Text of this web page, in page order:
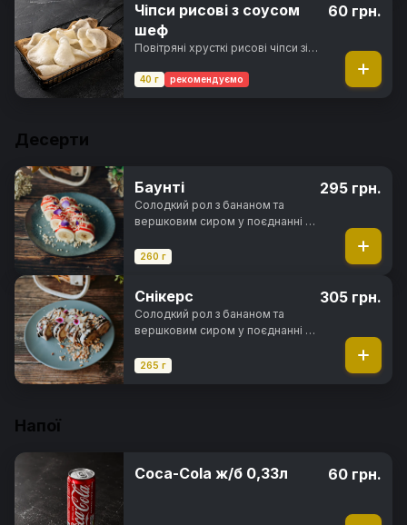
Чіпси рисові з соусом
шеф
Повітряні хрусткі рисові чіпси зі
40 г рекомендуємо
60 грн.
Десерти
Баунті
Солодкий рол з бананом та
вершковим сиром у поєднанні з
цукровою пудрою, в
полуничним топінгом
260 г
295 грн.
Снікерс
Солодкий рол з бананом та
вершковим сиром у поєднанні з
повітряному рисовому тісті з
265 г
305 грн.
Напої
Coca-Cola ж/б 0,33л 60 грн.